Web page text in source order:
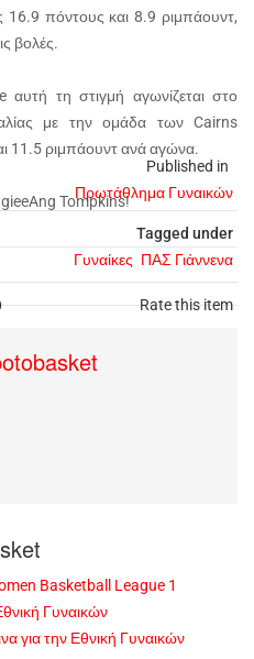
Published in
Πρωτάθλημα Γυναικών
Tagged under
Γυναίκες ΠΑΣ Γιάννενα
Rate this item
16.9 πόντους και 8.9 ριμπάουντ,
βολές.
τη στιγμή αγωνίζεται στο
με την ομάδα των Cairns
11.5 ριμπάουντ ανά αγώνα.
Tompkins!
Basketball League 1
Γυναικών
για την Εθνική Γυναικών